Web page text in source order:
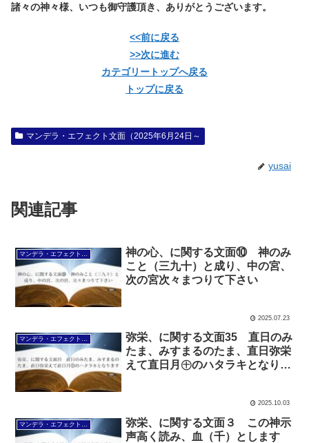
諸々の神々様、いつも御守護頂き、ありがとうございます。
<<前に戻る
>>次に進む
カテゴリートップへ戻る
トップに戻る
マンデラ・エフェクト文面（2025年6月24日～
yusai
関連記事
神の心、に関する文面⑩ 神のみ
こと（三九十）と成り、中の宮、
次の宮次々まつりて下さい
2025.07.23
マンデラ・エフェクト文面（2025年6月24日～
弥栄、に関する文面35 直日のみ
たま、みすまるのたま、直日弥栄
えて直日月㊉のハタラキとなりま
2025.10.03
マンデラ・エフェクト文面（2025年6月24日～
弥栄、に関する文面３ この神示
声高く読み、血（千）とします